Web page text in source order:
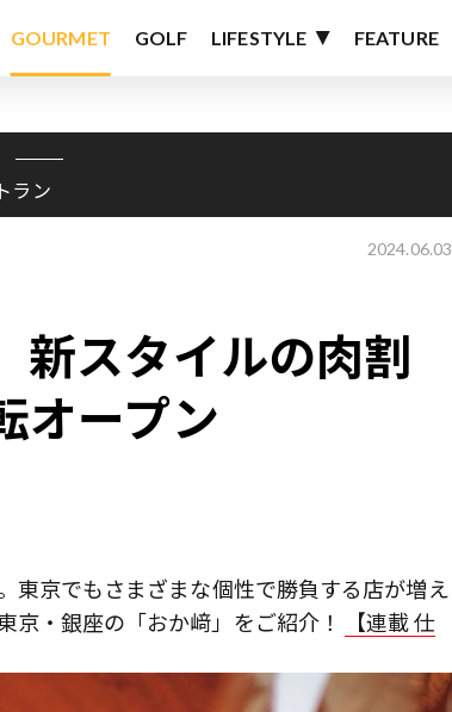
GOURMET GOLF LIFESTYLE FEATURE
ラン
2024.06.03
新スタイルの肉割
オープン
東京でもさまざまな個性で勝負する店が増え
・銀座の「おか﨑」をご紹介！
【連載 仕